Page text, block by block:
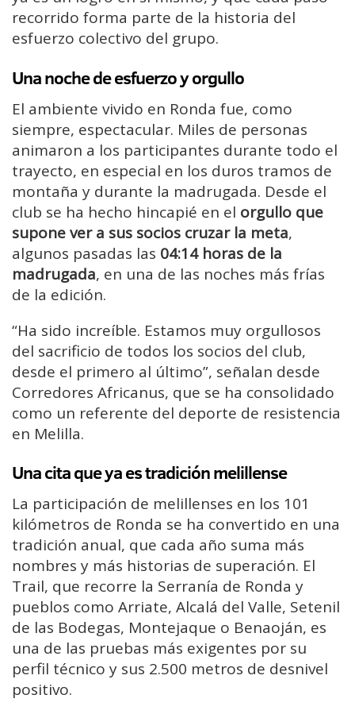
recorrido forma parte de la historia del
esfuerzo colectivo del grupo.
Una noche de esfuerzo y orgullo
El ambiente vivido en Ronda fue, como
siempre, espectacular. Miles de personas
animaron a los participantes durante todo el
trayecto, en especial en los duros tramos de
montaña y durante la madrugada. Desde el
club se ha hecho hincapié en el orgullo que
supone ver a sus socios cruzar la meta,
algunos pasadas las 04:14 horas de la
madrugada, en una de las noches más frías
de la edición.
“Ha sido increíble. Estamos muy orgullosos
del sacrificio de todos los socios del club,
desde el primero al último”, señalan desde
Corredores Africanus, que se ha consolidado
como un referente del deporte de resistencia
en Melilla.
Una cita que ya es tradición melillense
La participación de melillenses en los 101
kilómetros de Ronda se ha convertido en una
tradición anual, que cada año suma más
nombres y más historias de superación. El
Trail, que recorre la Serranía de Ronda y
pueblos como Arriate, Alcalá del Valle, Setenil
de las Bodegas, Montejaque o Benaoján, es
una de las pruebas más exigentes por su
perfil técnico y sus 2.500 metros de desnivel
positivo.